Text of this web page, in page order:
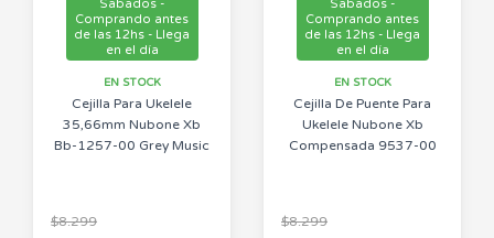
Sabados -
Comprando antes
de las 12hs - Llega
en el día
EN STOCK
Cejilla Para Ukelele
35,66mm Nubone Xb
Bb-1257-00 Grey Music
$8.299
Sabados -
Comprando antes
de las 12hs - Llega
en el día
EN STOCK
Cejilla De Puente Para
Ukelele Nubone Xb
Compensada 9537-00
$8.299